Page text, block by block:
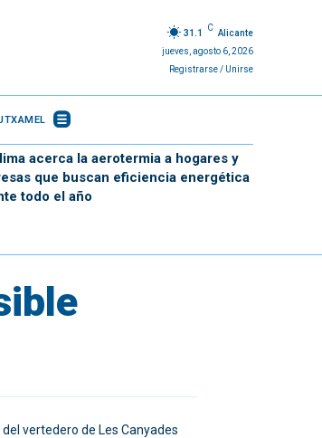
31.1
C
Alicante
jueves, agosto 6, 2026
Registrarse / Unirse
acerca la aerotermia a hogares y
que buscan eficiencia energética
todo el año
vertedero de Les Canyades